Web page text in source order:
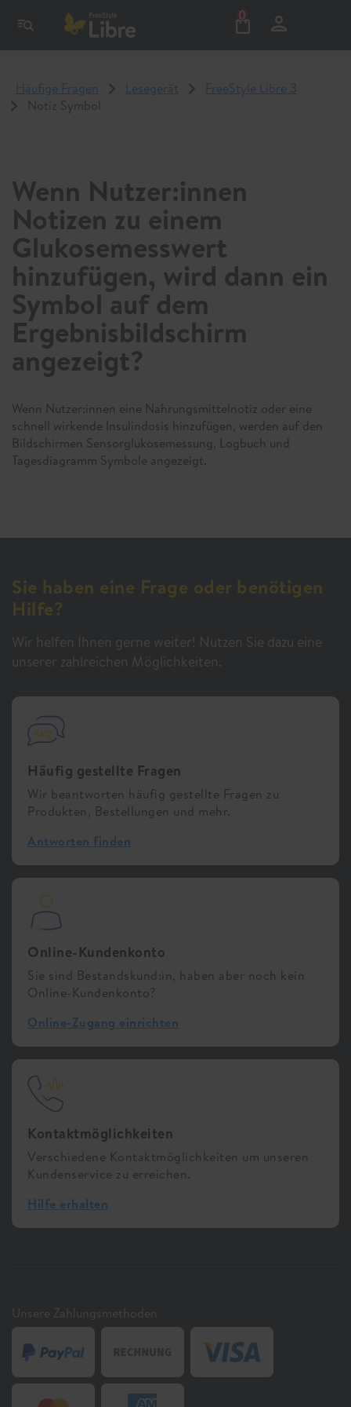
0
Häufige Fragen Lesegerät
FreeStyle Libre 3
Notiz Symbol
Wenn Nutzer:innen
Notizen zu einem
Glukosemesswert
hinzufügen, wird dann ein
Symbol auf dem
Ergebnisbildschirm
angezeigt?
Wenn Nutzer:innen eine Nahrungsmittelnotiz oder eine
schnell wirkende Insulindosis hinzufügen, werden auf den
Bildschirmen Sensorglukosemessung, Logbuch und
Tagesdiagramm Symbole angezeigt.
Sie haben eine Frage oder benötigen
Hilfe?
Wir helfen Ihnen gerne weiter! Nutzen Sie dazu eine
unserer zahlreichen Möglichkeiten.
Häufig gestellte Fragen
Wir beantworten häufig gestellte Fragen zu
Produkten, Bestellungen und mehr.
Antworten finden
Online-Kundenkonto
Sie sind Bestandskund:in, haben aber noch kein
Online-Kundenkonto?
Online-Zugang einrichten
Kontaktmöglichkeiten
Verschiedene Kontaktmöglichkeiten um unseren
Kundenservice zu erreichen.
Hilfe erhalten
Unsere Zahlungsmethoden